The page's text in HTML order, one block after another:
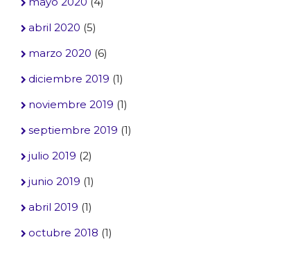
abril 2020 (5)
marzo 2020 (6)
diciembre 2019 (1)
noviembre 2019 (1)
septiembre 2019 (1)
julio 2019 (2)
junio 2019 (1)
abril 2019 (1)
octubre 2018 (1)